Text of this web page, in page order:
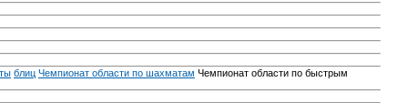
блиц Чемпионат области по шахматам Чемпионат области по быстрым